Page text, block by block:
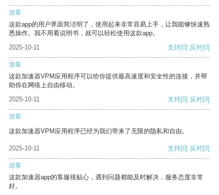
游客
这款app的用户界面简洁明了，使用起来非常容易上手，让我能够快速熟
悉操作。我不用看说明书，就可以轻松使用这款app。
2025-10-11
支持[0] 反对[0]
游客
这款加速器VPM应用程序可以给你提供最高速度和安全性的连接，并帮
助你在网络上自由移动。
2025-10-11
支持[0] 反对[0]
游客
这款加速器VPM应用程序已经为我们带来了无限的隐私和自由。
2025-10-11 支持[0] 反对[0]
游客
这款加速器app的客服很贴心，遇到问题都能及时解决，服务态度非常
好。